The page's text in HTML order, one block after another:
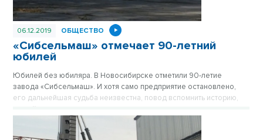
06.12.2019 ОБЩЕСТВО
«Сибсельмаш» отмечает 90-летний
юбилей
Юбилей без юбиляра. В Новосибирске отметили 90-летие
завода «Сибсельмаш». И хотя само предприятие остановлено,
его дальнейшая судьба неизвестна, повод вспомнить историю,